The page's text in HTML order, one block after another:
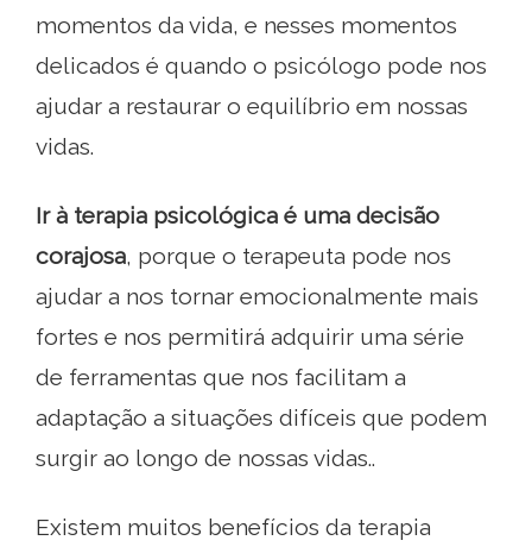
momentos da vida, e nesses momentos
delicados é quando o psicólogo pode nos
ajudar a restaurar o equilíbrio em nossas
vidas.
Ir à terapia psicológica é uma decisão
corajosa, porque o terapeuta pode nos
ajudar a nos tornar emocionalmente mais
fortes e nos permitirá adquirir uma série
de ferramentas que nos facilitam a
adaptação a situações difíceis que podem
surgir ao longo de nossas vidas..
Existem muitos benefícios da terapia